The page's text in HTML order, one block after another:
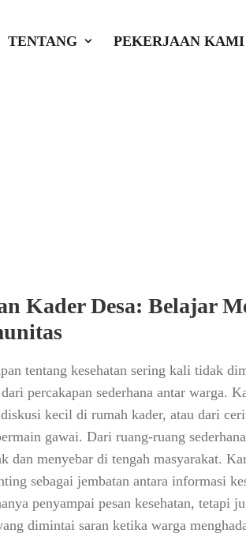
TENTANG PEKERJAAN KAMI
untuk
Kader Desa: Belajar
tentang kesehatan sering kali tidak
percakapan sederhana antar warga.
kecil di rumah kader, atau dari
gawai. Dari ruang-ruang
dan menyebar di tengah masyarakat.
sebagai jembatan antara informasi
penyampai pesan kesehatan, tetapi
dimintai saran ketika warga